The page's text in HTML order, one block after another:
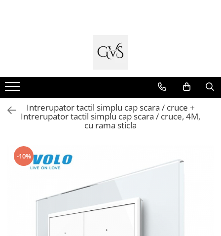
Conductori - Fy - Myf
Cabluri tip Cordon (MYYM)
Cabluri tip CYY-F
Cabluri Bransament
Cabluri tip NHXH E90 Halogen Free
Cabluri Internet - TV
Cabluri Alarmă - Incendiu
Fibră Optică
Tablouri si Sigurante
Intrerupator tactil simplu cap scara / cruce +
Intrerupator tactil simplu cap scara / cruce, 4M,
cu rama sticla
-10%